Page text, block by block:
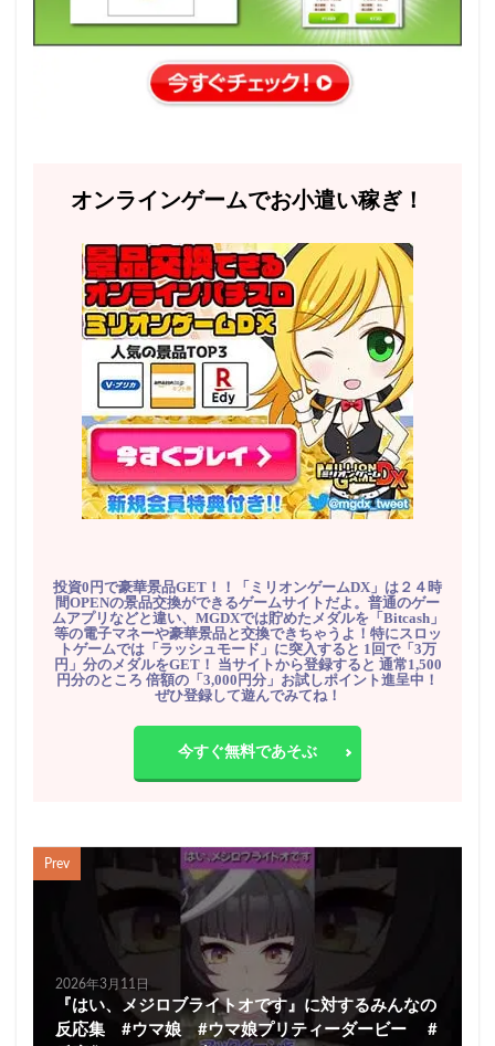
オンラインゲームでお小遣い稼ぎ！
投資0円で豪華景品GET！！「ミリオンゲームDX」は２４時
間OPENの景品交換ができるゲームサイトだよ。普通のゲー
ムアプリなどと違い、MGDXでは貯めたメダルを「Bitcash」
等の電子マネーや豪華景品と交換できちゃうよ！特にスロッ
トゲームでは「ラッシュモード」に突入すると 1回で「3万
円」分のメダルをGET！ 当サイトから登録すると 通常1,500
円分のところ 倍額の「3,000円分」お試しポイント進呈中！
ぜひ登録して遊んでみてね！
今すぐ無料であそぶ
Prev
2026年3月11日
『はい、メジロブライトオです』に対するみんなの
反応集 #ウマ娘 #ウマ娘プリティーダービー #